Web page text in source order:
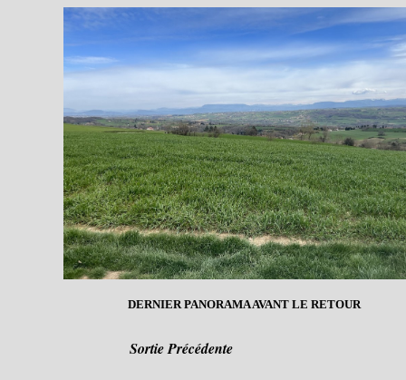
DERNIER PANORAMA AVANT LE RETOUR
Sortie Précédente